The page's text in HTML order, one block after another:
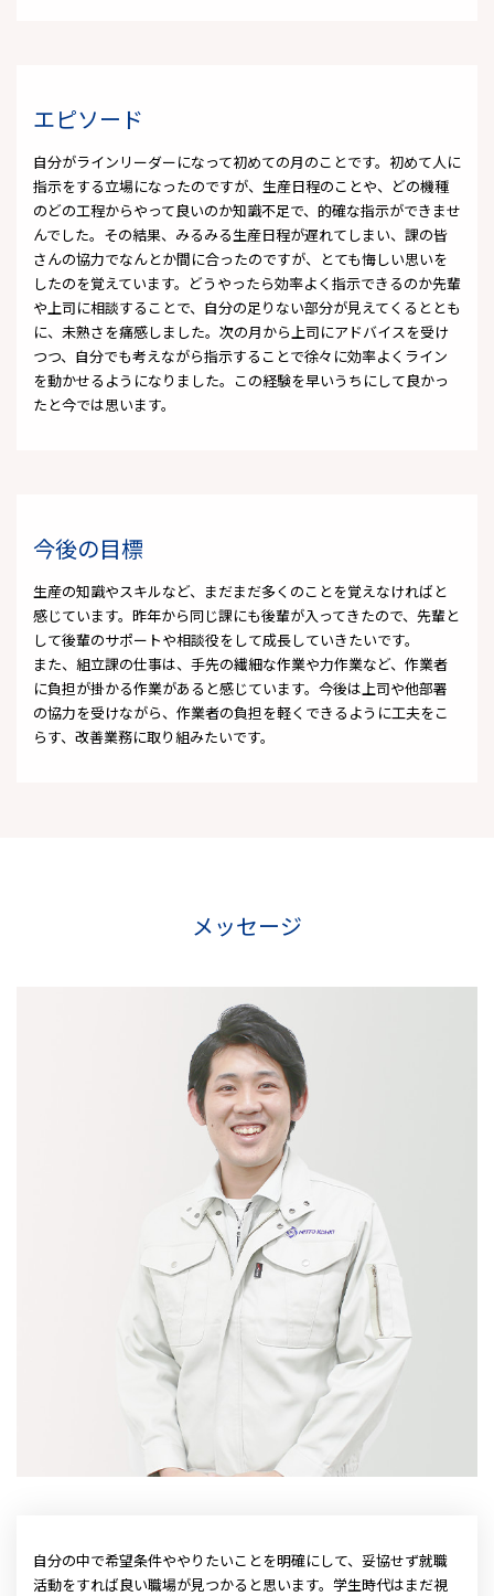
エピソード
自分がラインリーダーになって初めての月のことです。初めて人に
指示をする立場になったのですが、生産日程のことや、どの機種
のどの工程からやって良いのか知識不足で、的確な指示ができませ
んでした。その結果、みるみる生産日程が遅れてしまい、課の皆
さんの協力でなんとか間に合ったのですが、とても悔しい思いを
したのを覚えています。どうやったら効率よく指示できるのか先輩
や上司に相談することで、自分の足りない部分が見えてくるととも
に、未熟さを痛感しました。次の月から上司にアドバイスを受け
つつ、自分でも考えながら指示することで徐々に効率よくライン
を動かせるようになりました。この経験を早いうちにして良かっ
たと今では思います。
今後の目標
生産の知識やスキルなど、まだまだ多くのことを覚えなければと
感じています。昨年から同じ課にも後輩が入ってきたので、先輩と
して後輩のサポートや相談役をして成長していきたいです。
また、組立課の仕事は、手先の繊細な作業や力作業など、作業者
に負担が掛かる作業があると感じています。今後は上司や他部署
の協力を受けながら、作業者の負担を軽くできるように工夫をこ
らす、改善業務に取り組みたいです。
メッセージ
自分の中で希望条件ややりたいことを明確にして、妥協せず就職
活動をすれば良い職場が見つかると思います。学生時代はまだ視